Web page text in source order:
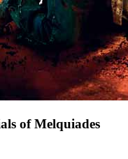
of Melquiades